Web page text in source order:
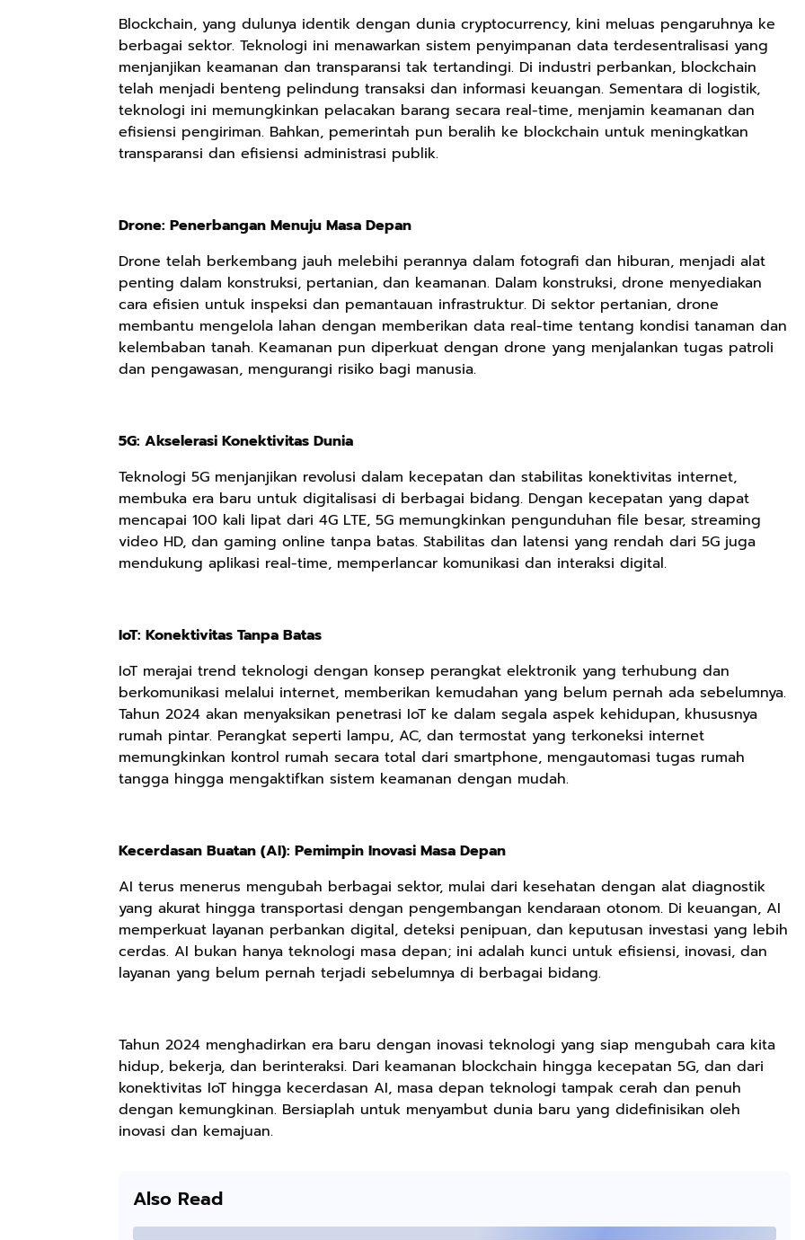
Blockchain, yang dulunya identik dengan dunia cryptocurrency, kini meluas pengaruhnya ke
berbagai sektor. Teknologi ini menawarkan sistem penyimpanan data terdesentralisasi yang
menjanjikan keamanan dan transparansi tak tertandingi. Di industri perbankan, blockchain
telah menjadi benteng pelindung transaksi dan informasi keuangan. Sementara di logistik,
teknologi ini memungkinkan pelacakan barang secara real-time, menjamin keamanan dan
efisiensi pengiriman. Bahkan, pemerintah pun beralih ke blockchain untuk meningkatkan
transparansi dan efisiensi administrasi publik.
Drone: Penerbangan Menuju Masa Depan
Drone telah berkembang jauh melebihi perannya dalam fotografi dan hiburan, menjadi alat
penting dalam konstruksi, pertanian, dan keamanan. Dalam konstruksi, drone menyediakan
cara efisien untuk inspeksi dan pemantauan infrastruktur. Di sektor pertanian, drone
membantu mengelola lahan dengan memberikan data real-time tentang kondisi tanaman dan
kelembaban tanah. Keamanan pun diperkuat dengan drone yang menjalankan tugas patroli
dan pengawasan, mengurangi risiko bagi manusia.
5G: Akselerasi Konektivitas Dunia
Teknologi 5G menjanjikan revolusi dalam kecepatan dan stabilitas konektivitas internet,
membuka era baru untuk digitalisasi di berbagai bidang. Dengan kecepatan yang dapat
mencapai 100 kali lipat dari 4G LTE, 5G memungkinkan pengunduhan file besar, streaming
video HD, dan gaming online tanpa batas. Stabilitas dan latensi yang rendah dari 5G juga
mendukung aplikasi real-time, memperlancar komunikasi dan interaksi digital.
IoT: Konektivitas Tanpa Batas
IoT merajai trend teknologi dengan konsep perangkat elektronik yang terhubung dan
berkomunikasi melalui internet, memberikan kemudahan yang belum pernah ada sebelumnya.
Tahun 2024 akan menyaksikan penetrasi IoT ke dalam segala aspek kehidupan, khususnya
rumah pintar. Perangkat seperti lampu, AC, dan termostat yang terkoneksi internet
memungkinkan kontrol rumah secara total dari smartphone, mengautomasi tugas rumah
tangga hingga mengaktifkan sistem keamanan dengan mudah.
Kecerdasan Buatan (AI): Pemimpin Inovasi Masa Depan
AI terus menerus mengubah berbagai sektor, mulai dari kesehatan dengan alat diagnostik
yang akurat hingga transportasi dengan pengembangan kendaraan otonom. Di keuangan, AI
memperkuat layanan perbankan digital, deteksi penipuan, dan keputusan investasi yang lebih
cerdas. AI bukan hanya teknologi masa depan; ini adalah kunci untuk efisiensi, inovasi, dan
layanan yang belum pernah terjadi sebelumnya di berbagai bidang.
Tahun 2024 menghadirkan era baru dengan inovasi teknologi yang siap mengubah cara kita
hidup, bekerja, dan berinteraksi. Dari keamanan blockchain hingga kecepatan 5G, dan dari
konektivitas IoT hingga kecerdasan AI, masa depan teknologi tampak cerah dan penuh
dengan kemungkinan. Bersiaplah untuk menyambut dunia baru yang didefinisikan oleh
inovasi dan kemajuan.
Also Read
Rp125.000
Kunang-kunang
Kumpulan Puisi
Wisnu
Pamungkas
Anyarmart
Rp128.900
Kelamin | Hybrid
Poetry Book
Anyarmart
Kumpulan
Cerpen – Wisnu
Pamungkas
Anyarmart
Digital
Marketing Dari
Nol: Fondasi &
Mindset untuk
Shopee
History of
Dayak – Sejarah
& Identitas
Borneo Asli
Anyarmart
Eboo Novel
KANTU': Budaya
Suku Dayak
Borneo
Google Book
Ebook Vescovo
Motociclista –
Kisah Nyata
Uskup Giulio
Mencuccini, C.P
di Kalimantan
Barat
Google Book
Tambang
Indonesia box
cover
Google Book
Forest Therapy
ala Dayak:
Healing Wisdom
from the Heart
of Borneor
Google Book
Rp90.576
Rp2.999.000
Lukisan Sri
Sultan
Hamengkubowono
X dari Kopi
Karya Rudi
Winarso
Anyarmart
Rp2.989.000
Lukisan Sri
Sultan
Hamengkubowono
II dari Kopi
Karya Rudi
Winarso
Shopee
Rp158.000
Kaos Dayak Unik
Bisa Bernyanyi
Motif Gigi
Taring Ukuran M
Shopee
Kaos Sastra
Dayak West
Borneo All Size
Tema
Tembawang
Anyarmart
Lukisan Sri
Sultan
Hamengkubowono
I dari Kopi Karya
Rudi Winarso
Anyarmart